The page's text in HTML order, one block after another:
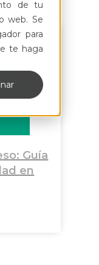
de tu
web. Se
para
te haga
Guía
en